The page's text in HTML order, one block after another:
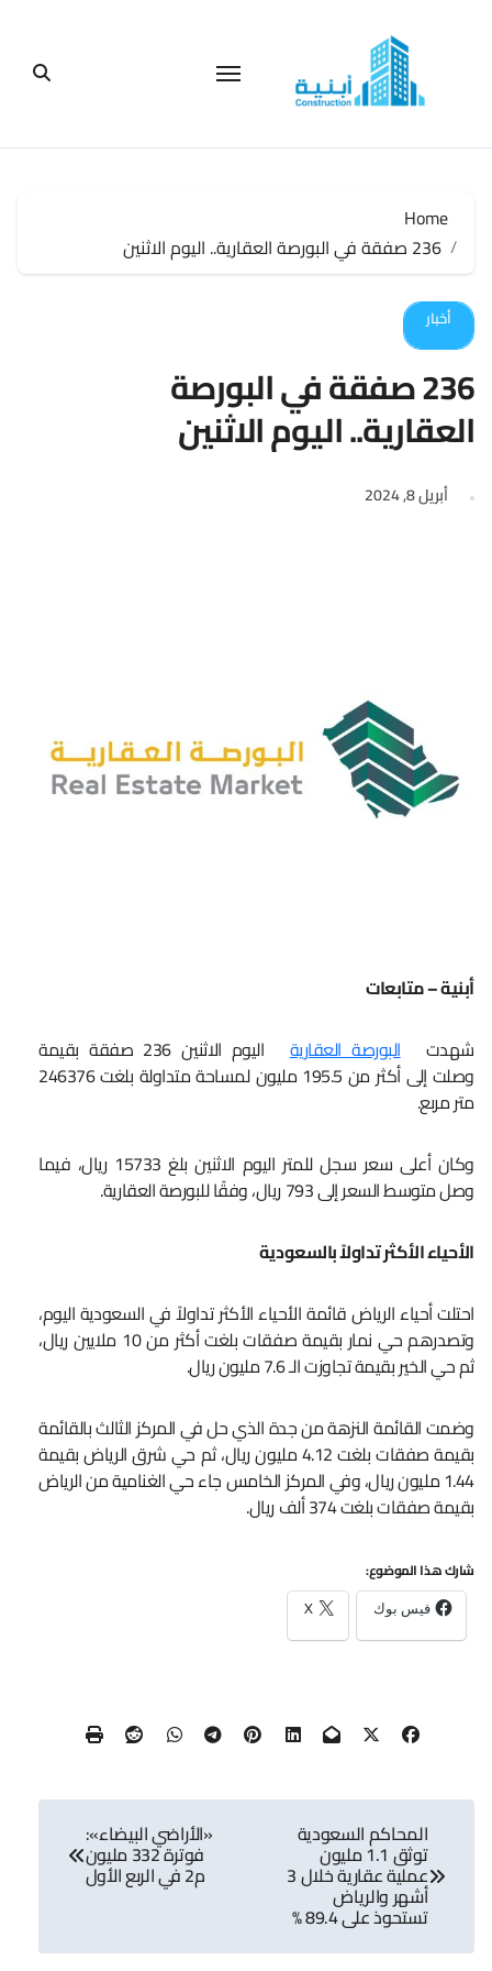
Home
236 صفقة في البورصة العقارية.. اليوم الاثنين
أخبار
236 صفقة في البورصة
العقارية.. اليوم الاثنين
أبريل 8, 2024
أبنية – متابعات
شهدت
البورصة العقارية
اليوم الاثنين 236 صفقة بقيمة
وصلت إلى أكثر من 195.5 مليون لمساحة متداولة بلغت 246376
متر مربع.
وكان أعلى سعر سجل للمتر اليوم الاثنين بلغ 15733 ريال، فيما
وصل متوسط السعر إلى 793 ريال، وفقًا للبورصة العقارية.
الأحياء الأكثر تداولاً بالسعودية
احتلت أحياء الرياض قائمة الأحياء الأكثر تداولاً في السعودية اليوم،
وتصدرهم حي نمار بقيمة صفقات بلغت أكثر من 10 ملايين ريال،
ثم حي الخير بقيمة تجاوزت الـ 7.6 مليون ريال.
وضمت القائمة النزهة من جدة الذي حل في المركز الثالث بالقائمة
بقيمة صفقات بلغت 4.12 مليون ريال، ثم حي شرق الرياض بقيمة
1.44 مليون ريال، وفي المركز الخامس جاء حي الغنامية من الرياض
بقيمة صفقات بلغت 374 ألف ريال.
شارك هذا الموضوع:
فيس بوك X
تصفّح
المقالات
المحاكم السعودية
توثق 1.1 مليون
عملية عقارية خلال 3
أشهر والرياض
تستحوذ على 89.4 %
«الأراضي البيضاء»:
فوترة 332 مليون
م2 في الربع الأول